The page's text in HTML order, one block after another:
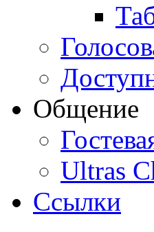
Общение
Ultras
Ссылки